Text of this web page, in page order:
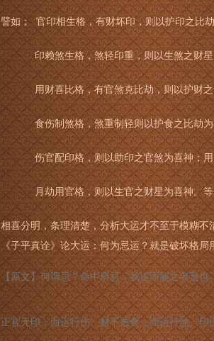
譬如； 官印相生格，有财坏印，则以护印之比
印赖煞生格，煞轻印重，则以生煞之财星
用财喜比格，有官煞克比劫，则以护财之
食伤制煞格，煞重制轻则以护食之比劫为喜
伤官配印格，则以助印之官煞为喜神；用印
月劫用官格，则以生官之财星为喜神。等
相喜分明，条理清楚，分析大运才不至于模糊不
《子平真诠》论大运：何为忌运？就是破坏格局
【原文】何谓忌？命中所忌，我逆而施之者是也
正官无印，而运行伤。财不透食，而运行煞。印